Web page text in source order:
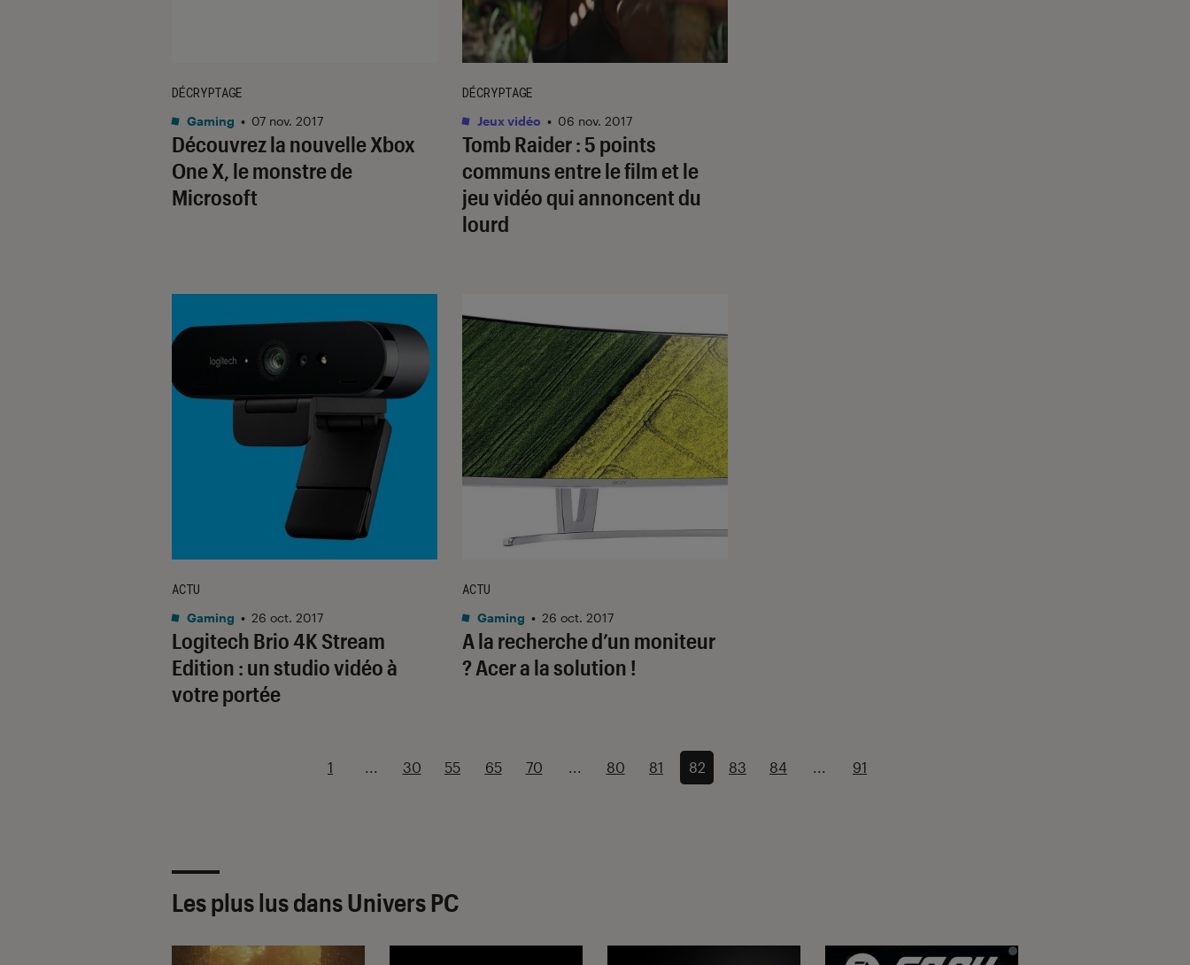
Découvrez la nouvelle Xbox
One X, le monstre de
Microsoft
DÉCRYPTAGE
Gaming • 07 nov. 2017
Tomb Raider : 5 points
communs entre le film et le
jeu vidéo qui annoncent du
lourd
DÉCRYPTAGE
Jeux vidéo • 06 nov. 2017
Logitech Brio 4K Stream
Edition : un studio vidéo à
votre portée
ACTU
Gaming • 26 oct. 2017
A la recherche d’un moniteur
? Acer a la solution !
ACTU
Gaming • 26 oct. 2017
1 ... 30 55 65 70 ... 80 81 82 83 84 ... 91
Les plus lus dans Univers PC